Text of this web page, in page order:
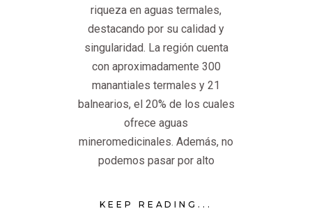
riqueza en aguas termales,
destacando por su calidad y
singularidad. La región cuenta
con aproximadamente 300
manantiales termales y 21
balnearios, el 20% de los cuales
ofrece aguas
mineromedicinales. Además, no
podemos pasar por alto
KEEP READING...